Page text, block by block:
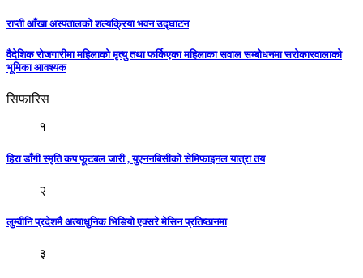
राप्ती आँखा अस्पतालको शल्यक्रिया भवन उद्घाटन
वैदेशिक रोजगारीमा महिलाको मृत्यु तथा फर्किएका महिलाका सवाल सम्बोधनमा सरोकारवालाको
भूमिका आवश्यक
सिफारिस
१
हिरा डाँगी स्मृति कप फूटबल जारी , युएननबिसीको सेमिफाइनल यात्रा तय
२
लुम्वीनि प्रदेशमै अत्याधुनिक भिडियो एक्सरे मेसिन प्रतिष्ठानमा
३